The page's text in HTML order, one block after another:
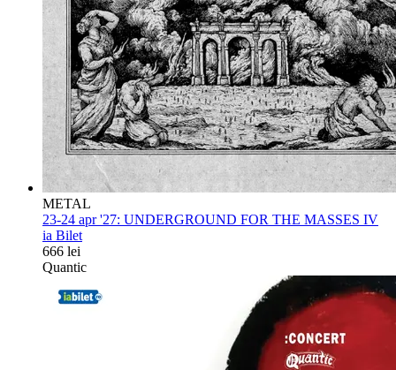
METAL
23-24 apr '27: UNDERGROUND FOR THE MASSES IV
ia Bilet
666 lei
Quantic